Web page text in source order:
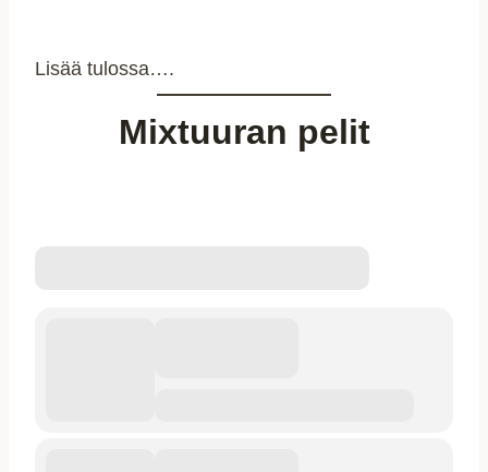
Lisää tulossa….
Mixtuuran pelit